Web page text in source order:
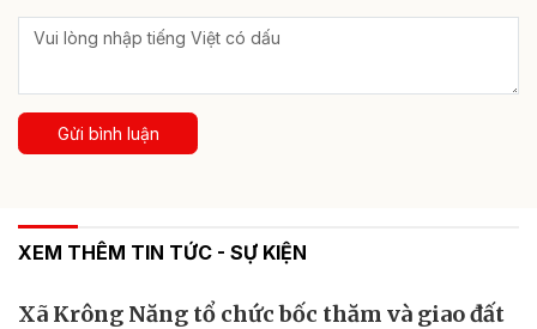
Gửi bình luận
XEM THÊM TIN TỨC - SỰ KIỆN
Xã Krông Năng tổ chức bốc thăm và giao đất